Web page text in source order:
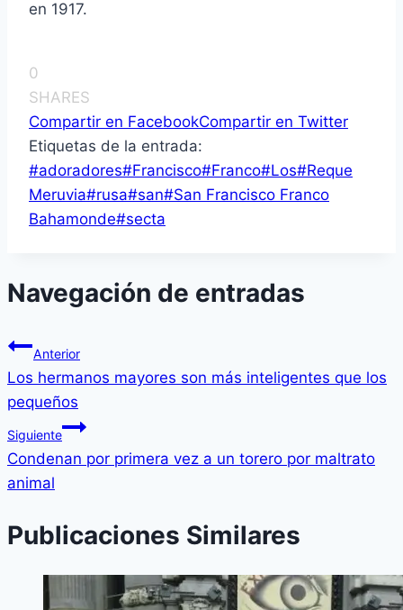
en 1917.
0
SHARES
Compartir en FacebookCompartir en Twitter
Etiquetas de la entrada:
#adoradores#Francisco#Franco#Los#Reque
Meruvia#rusa#san#San Francisco Franco
Bahamonde#secta
Navegación de entradas
Anterior
Los hermanos mayores son más inteligentes que los
pequeños
Siguiente
Condenan por primera vez a un torero por maltrato
animal
Publicaciones Similares